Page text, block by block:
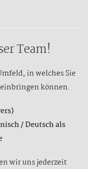
Team!
in welches Sie
können.
/ Deutsch als
wir uns jederzeit